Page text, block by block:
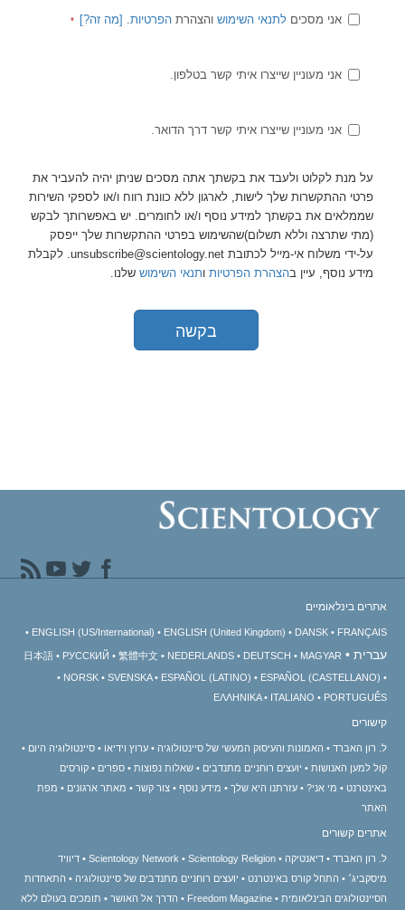
אני מסכים לתנאי השימוש והצהרת הפרטיות.
[מה זה?]
אני מעוניין שייצרו איתי קשר בטלפון.
אני מעוניין שייצרו איתי קשר דרך הדואר.
על מנת לקלוט ולעבד את בקשתך אתה מסכים שניתן יהיה להעביר את
פרטי ההתקשרות שלך לישות, לארגון ללא כוונת רווח ו/או לספקי השירות
שממלאים את בקשתך למידע נוסף ו/או לחומרים. יש באפשרותך לבקש
(מתי שתרצה וללא תשלום)שהשימוש בפרטי ההתקשרות שלך ייפסק
על-ידי משלוח אי-מייל לכתובת unsubscribe@scientology.net. לקבלת
מידע נוסף, עיין בהצהרת הפרטיות ותנאי השימוש שלנו.
בקשה
אתרים בינלאומיים
ENGLISH (US/International) ENGLISH (United Kingdom) DANSK FRANÇAIS
עברית 日本語 РУССКИЙ 繁體中文 NEDERLANDS DEUTSCH
MAGYAR
NORSK
SVENSKA ESPAÑOL (LATINO)
ESPAÑOL (CASTELLANO)
ΕΛΛΗΝΙΚA
ITALIANO PORTUGUÊS
קישורים
ל. רון האברד האמונות והעיסוק המעשי של סיינטולוגיה ערוץ וידיאו
סיינטולוגיה היום
קול למען האנושות
יועצים רוחניים מתנדבים שאלות נפוצות ספרים
קורסים
באינטרנט
מי אני? עזרתנו היא שלך מידע נוסף צור קשר מאתר ארגונים
מפת
האתר
אתרים קשורים
ל. רון האברד דיאנטיקה Scientology Network Scientology Religion
דיוויד
מיסקביג׳
התחל קורס באינטרנט יועצים רוחניים מתנדבים של סיינטולוגיה
התאחדות
הסיינטולוגים הבינלאומית
Freedom Magazine הדרך אל האושר תומכים בעולם ללא